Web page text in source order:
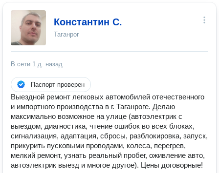
Константин С.
Таганрог
В сети 1 д. назад
Паспорт проверен
Выездной ремонт легковых автомобилей отечественного
и импортного производства в г. Таганроге. Делаю
максимально возможное на улице (автоэлектрик с
выездом, диагностика, чтение ошибок во всех блоках,
сигнализация, адаптация, сбросы, разблокировка, запуск,
прикурить пусковыми проводами, колеса, перегрев,
мелкий ремонт, узнать реальный пробег, оживление авто,
автоэлектрик выезд и многое другое). Цены договорные!